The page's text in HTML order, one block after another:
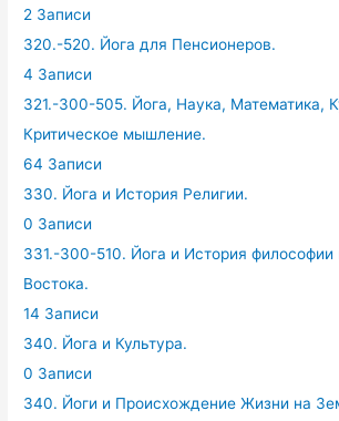
2 Записи
320.-520. Йога для Пенсионеров.
4 Записи
321.-300-505. Йога, Наука, Математика,
Критическое мышление.
64 Записи
330. Йога и История Религии.
0 Записи
331.-300-510. Йога и История философии
Востока.
14 Записи
340. Йога и Культура.
0 Записи
340. Йоги и Происхождение Жизни на